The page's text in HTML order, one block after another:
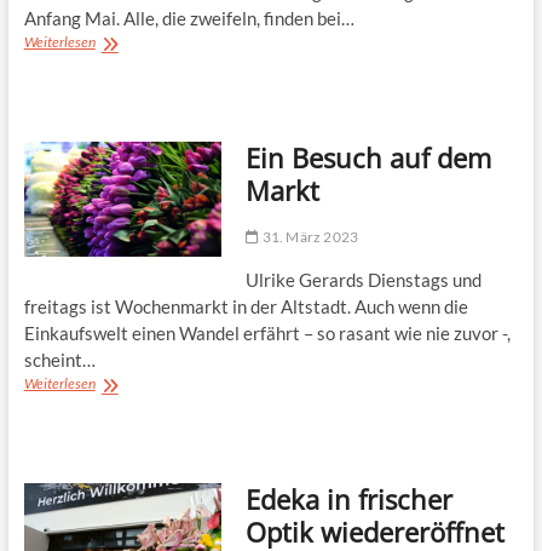
Anfang Mai. Alle, die zweifeln, finden bei…
WeiterlesenZweifellos
Ein Besuch auf dem
Markt
31. März 2023
Ulrike Gerards Dienstags und
freitags ist Wochenmarkt in der Altstadt. Auch wenn die
Einkaufswelt einen Wandel erfährt – so rasant wie nie zuvor -,
scheint…
WeiterlesenEin
Edeka in frischer
Optik wiedereröffnet